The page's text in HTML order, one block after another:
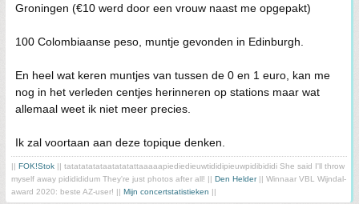
Groningen (€10 werd door een vrouw naast me opgepakt)
100 Colombiaanse peso, muntje gevonden in Edinburgh.
En heel wat keren muntjes van tussen de 0 en 1 euro, kan me
nog in het verleden centjes herinneren op stations maar wat
allemaal weet ik niet meer precies.
Ik zal voortaan aan deze topique denken.
|| FOK!Stok || tatatatatataatatatattaaaaapiediedieuwtididipieuwpidibididi She said I'll throw
myself away pididididum They're just photos after all! || Den Helder|| Winnaar VBL Wijndal-
award 2020: beste AZ-user! || Mijn concertstatistieken ||